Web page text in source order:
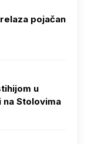
pojačan
u
Stolovima